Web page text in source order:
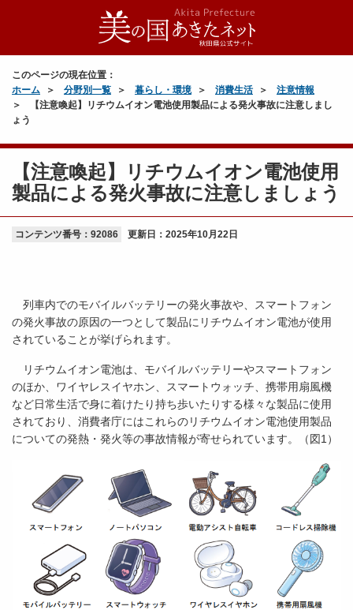
このページの現在位置：
ホーム
分野別一覧 暮らし・環境 消費生活
注意情報
【注意喚起】リチウムイオン電池使用製品による発火事故に注意しまし
ょう
【注意喚起】リチウムイオン電池使用
製品による発火事故に注意しましょう
コンテンツ番号：92086 更新日： 2025年10月22日
列車内でのモバイルバッテリーの発火事故や、スマートフォン
の発火事故の原因の一つとして製品にリチウムイオン電池が使用
されていることが挙げられます。
リチウムイオン電池は、モバイルバッテリーやスマートフォン
のほか、ワイヤレスイヤホン、スマートウォッチ、携帯用扇風機
など日常生活で身に着けたり持ち歩いたりする様々な製品に使用
されており、消費者庁にはこれらのリチウムイオン電池使用製品
についての発熱・発火等の事故情報が寄せられています。（図1）